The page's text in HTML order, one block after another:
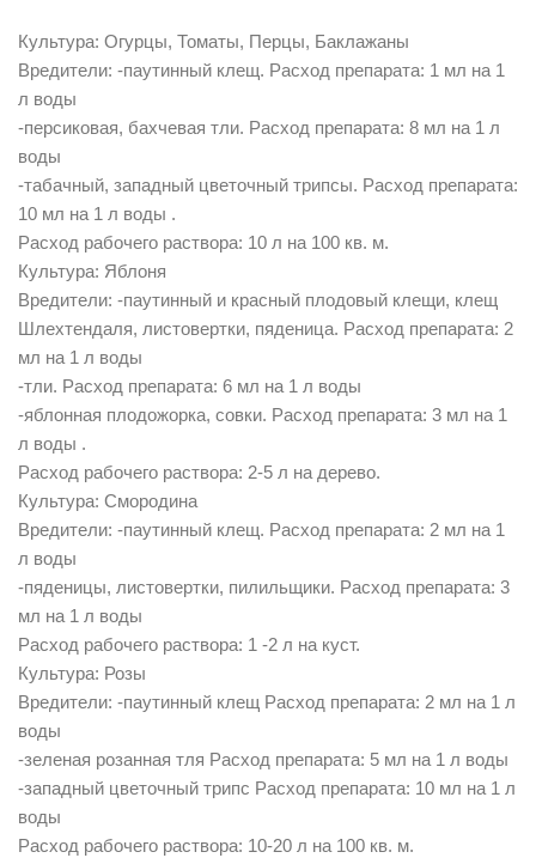
Культура: Огурцы, Томаты, Перцы, Баклажаны
Вредители: -паутинный клещ. Расход препарата: 1 мл на 1
л воды
-персиковая, бахчевая тли. Расход препарата: 8 мл на 1 л
воды
-табачный, западный цветочный трипсы. Расход препарата:
10 мл на 1 л воды .
Расход рабочего раствора: 10 л на 100 кв. м.
Культура: Яблоня
Вредители: -паутинный и красный плодовый клещи, клещ
Шлехтендаля, листовертки, пяденица. Расход препарата: 2
мл на 1 л воды
-тли. Расход препарата: 6 мл на 1 л воды
-яблонная плодожорка, совки. Расход препарата: 3 мл на 1
л воды .
Расход рабочего раствора: 2-5 л на дерево.
Культура: Смородина
Вредители: -паутинный клещ. Расход препарата: 2 мл на 1
л воды
-пяденицы, листовертки, пилильщики. Расход препарата: 3
мл на 1 л воды
Расход рабочего раствора: 1 -2 л на куст.
Культура: Розы
Вредители: -паутинный клещ Расход препарата: 2 мл на 1 л
воды
-зеленая розанная тля Расход препарата: 5 мл на 1 л воды
-западный цветочный трипс Расход препарата: 10 мл на 1 л
воды
Расход рабочего раствора: 10-20 л на 100 кв. м.